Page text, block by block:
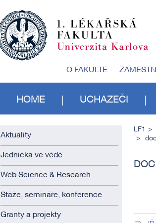
O FAKULTĚ
HOME UCHAZEČI
Aktuality
Jednička ve vědě
Web Science & Research
Stáže, semináře, konference
Granty a projekty
LF1